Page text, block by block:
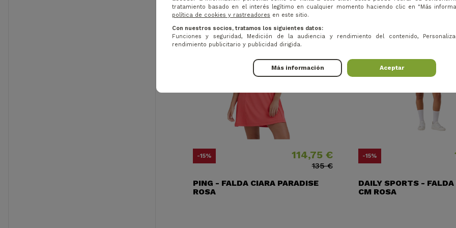
-15% Precio114,75 €
Precio base
135 €
PING - FALDA CIARA PARADISE
ROSA
-15%
DAILY SPORTS -
CM ROSA
tratamiento basado en el interés legítimo en cualquier momento haciendo clic en "Más
política de cookies y rastreadores en este sitio.
Con nuestros socios, tratamos los siguientes datos:
Funciones y seguridad, Medición de la audiencia y rendimiento del contenido,
rendimiento publicitario y publicidad dirigida.
Más información Aceptar